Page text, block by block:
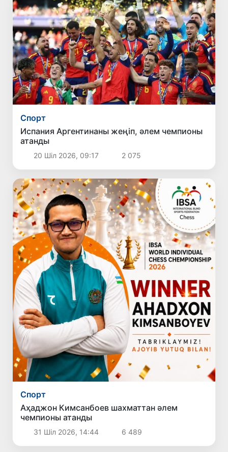
Спорт
Испания Аргентинаны жеңіп, әлем чемпионы
атанды
20 Шіл 2026, 09:17 2 075
Спорт
Аҳаджон Кимсанбоев шахматтан әлем
чемпионы атанды
31 Шіл 2026, 14:44 6 489